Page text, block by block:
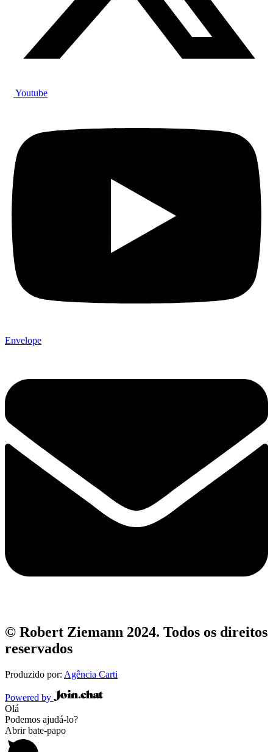
Youtube
Envelope
© Robert Ziemann 2024. Todos os direitos
reservados
Produzido por: Agência Carti
Powered by
Olá
Podemos ajudá-lo?
Abrir bate-papo